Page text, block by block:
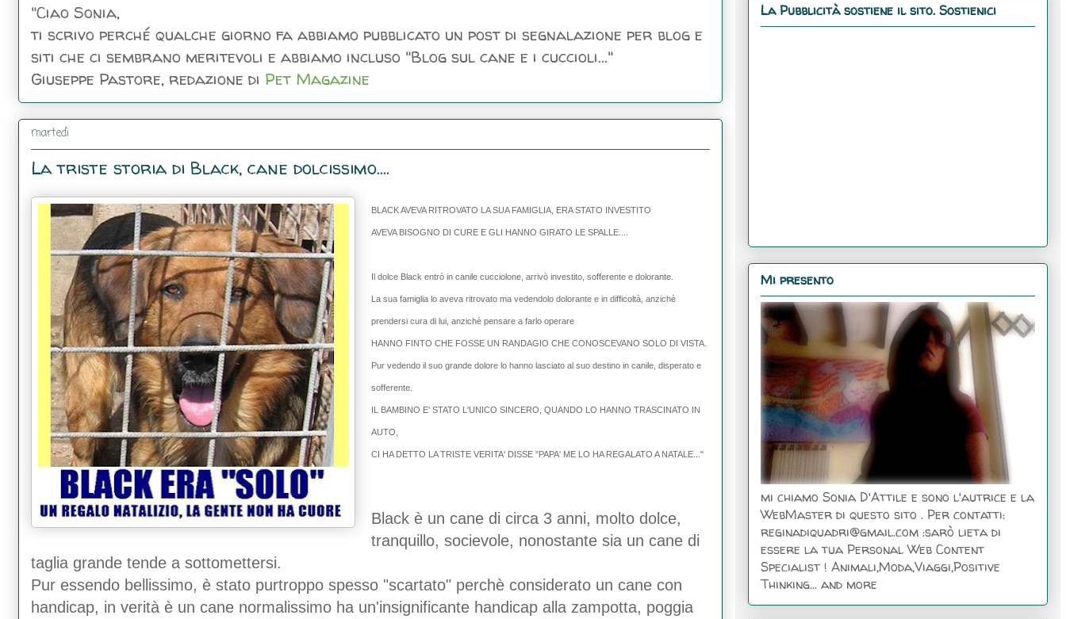
"Ciao Sonia,
ti scrivo perché qualche giorno fa abbiamo pubblicato un post di segnalazione per blog e
siti che ci sembrano meritevoli e abbiamo incluso "Blog sul cane e i cuccioli..."
Giuseppe Pastore, redazione di Pet Magazine
martedì
La triste storia di Black, cane dolcissimo....
BLACK AVEVA RITROVATO LA SUA FAMIGLIA, ERA STATO INVESTITO
AVEVA BISOGNO DI CURE E GLI HANNO GIRATO LE SPALLE....
Il dolce Black entrò in canile cucciolone, arrivò investito, sofferente e dolorante.
La sua famiglia lo aveva ritrovato ma vedendolo dolorante e in difficoltà, anzichè
prendersi cura di lui, anzichè pensare a farlo operare
HANNO FINTO CHE FOSSE UN RANDAGIO CHE CONOSCEVANO SOLO DI VISTA.
Pur vedendo il suo grande dolore lo hanno lasciato al suo destino in canile, disperato e
sofferente.
IL BAMBINO E' STATO L'UNICO SINCERO, QUANDO LO HANNO TRASCINATO IN
AUTO,
CI HA DETTO LA TRISTE VERITA' DISSE "PAPA' ME LO HA REGALATO A NATALE..."
Black è un cane di circa 3 anni, molto dolce,
tranquillo, socievole, nonostante sia un cane di
taglia grande tende a sottomettersi.
Pur essendo bellissimo, è stato purtroppo spesso "scartato" perchè considerato un cane con
handicap, in verità è un cane normalissimo ha un'insignificante handicap alla zampotta, poggia
La Pubblicità sostiene il sito. Sostienici
Mi presento
mi chiamo Sonia D'Attile e sono l'autrice e la
WebMaster di questo sito . Per contatti:
reginadiquadri@gmail.com :sarò lieta di
essere la tua Personal Web Content
Specialist ! Animali,Moda,Viaggi,Positive
Thinking... and more